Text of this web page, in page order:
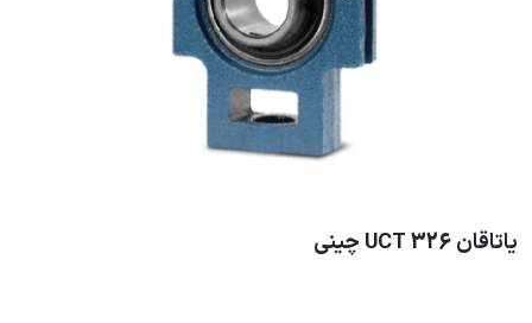
یاتاقان UCT 326 چینی